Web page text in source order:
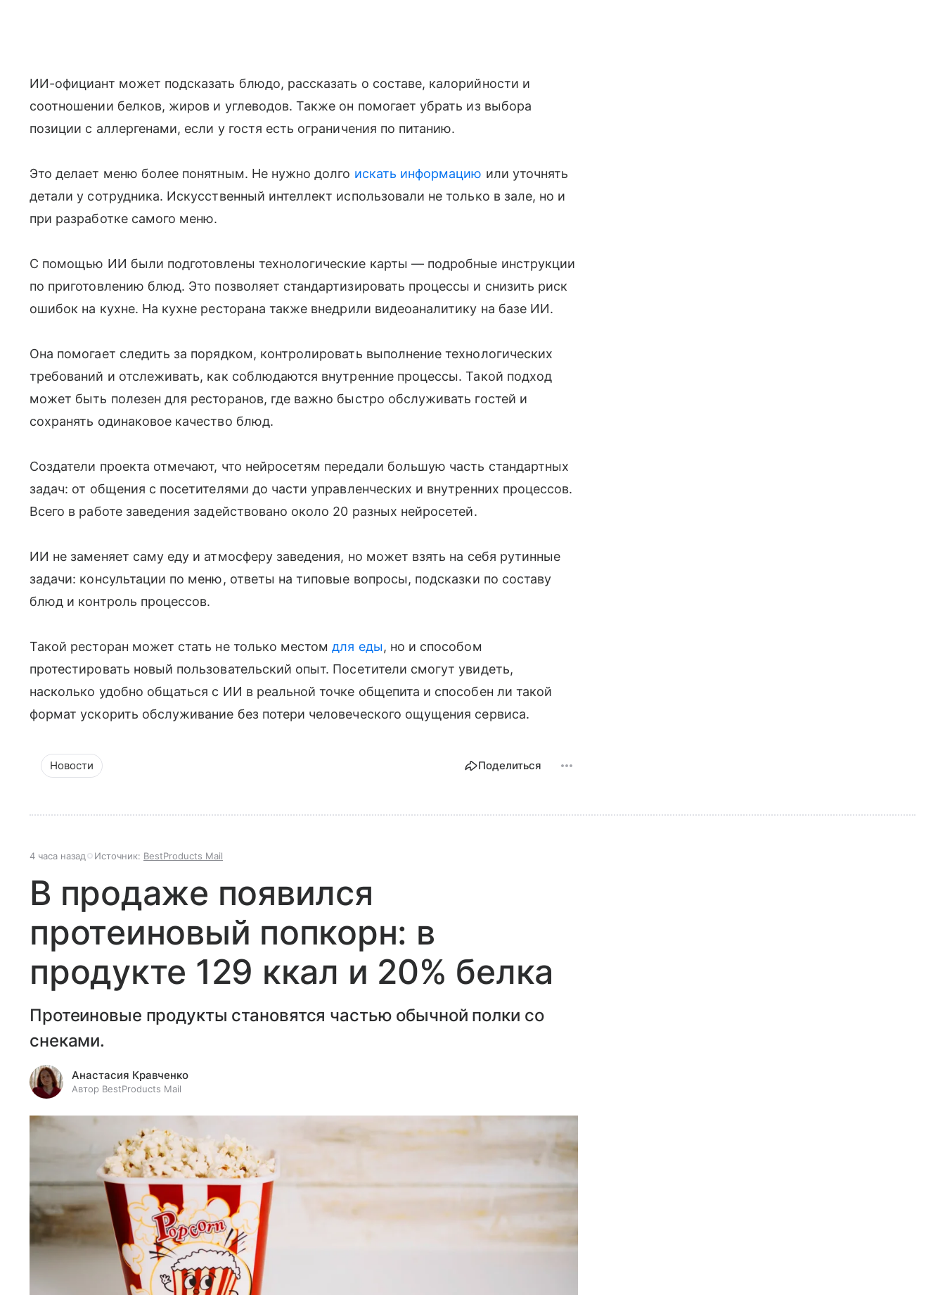
ИИ-официант может подсказать блюдо, рассказать о составе, калорийности и
соотношении белков, жиров и углеводов. Также он помогает убрать из выбора
позиции с аллергенами, если у гостя есть ограничения по питанию.
Это делает меню более понятным. Не нужно долго искать информацию или уточнять
детали у сотрудника. Искусственный интеллект использовали не только в зале, но и
при разработке самого меню.
С помощью ИИ были подготовлены технологические карты — подробные инструкции
по приготовлению блюд. Это позволяет стандартизировать процессы и снизить риск
ошибок на кухне. На кухне ресторана также внедрили видеоаналитику на базе ИИ.
Она помогает следить за порядком, контролировать выполнение технологических
требований и отслеживать, как соблюдаются внутренние процессы. Такой подход
может быть полезен для ресторанов, где важно быстро обслуживать гостей и
сохранять одинаковое качество блюд.
Создатели проекта отмечают, что нейросетям передали большую часть стандартных
задач: от общения с посетителями до части управленческих и внутренних процессов.
Всего в работе заведения задействовано около 20 разных нейросетей.
ИИ не заменяет саму еду и атмосферу заведения, но может взять на себя рутинные
задачи: консультации по меню, ответы на типовые вопросы, подсказки по составу
блюд и контроль процессов.
Такой ресторан может стать не только местомдля еды, но и способом
протестировать новый пользовательский опыт. Посетители смогут увидеть,
насколько удобно общаться с ИИ в реальной точке общепита и способен ли такой
формат ускорить обслуживание без потери человеческого ощущения сервиса.
Новости Поделиться
4 часа назад Источник: BestProducts Mail
В продаже появился
протеиновый попкорн: в
продукте 129 ккал и 20% белка
Протеиновые продукты становятся частью обычной полки со
снеками.
Анастасия Кравченко
Автор BestProducts Mail